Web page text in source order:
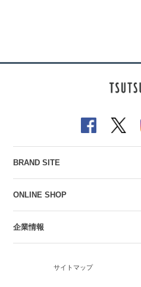
BRAND SITE
ONLINE SHOP
企業情報
サイトマップ